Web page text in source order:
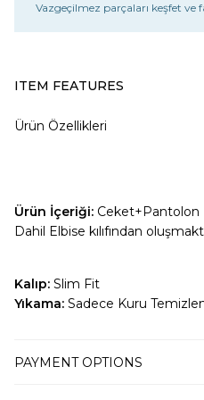
Vazgeçilmez parçaları keşfet
ITEM FEATURES
Ürün Özellikleri
Ürün İçeriği: Ceket+Pantolon
Dahil Elbise kılıfından
Kalıp: Slim Fit
Yıkama: Sadece Kuru
PAYMENT OPTIONS